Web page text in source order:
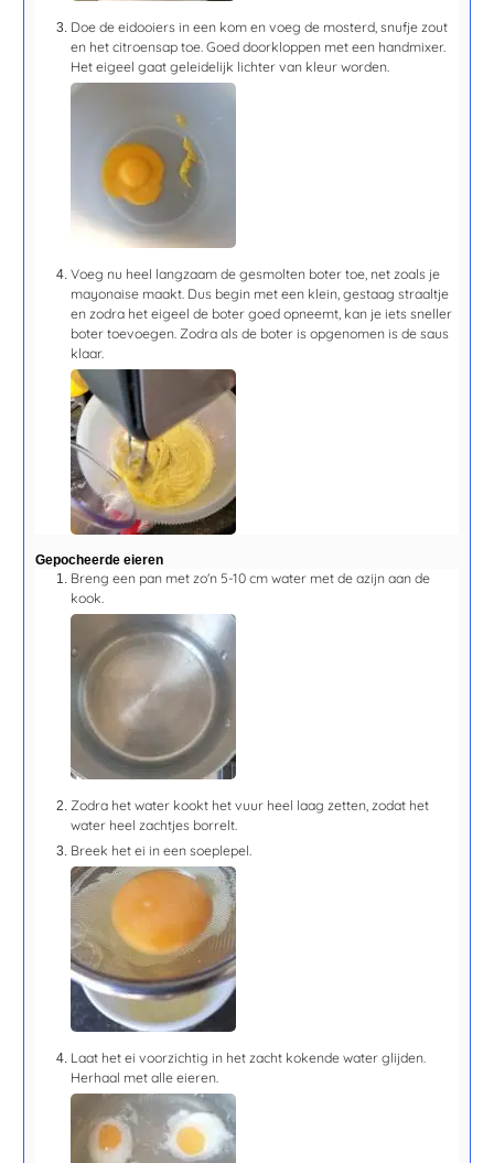
Doe de eidooiers in een kom en voeg de mosterd, snufje zout
en het citroensap toe. Goed doorkloppen met een handmixer.
Het eigeel gaat geleidelijk lichter van kleur worden.
Voeg nu heel langzaam de gesmolten boter toe, net zoals je
mayonaise maakt. Dus begin met een klein, gestaag straaltje
en zodra het eigeel de boter goed opneemt, kan je iets sneller
boter toevoegen. Zodra als de boter is opgenomen is de saus
klaar.
Gepocheerde eieren
Breng een pan met zo'n 5-10 cm water met de azijn aan de
kook.
Zodra het water kookt het vuur heel laag zetten, zodat het
water heel zachtjes borrelt.
Breek het ei in een soeplepel.
Laat het ei voorzichtig in het zacht kokende water glijden.
Herhaal met alle eieren.